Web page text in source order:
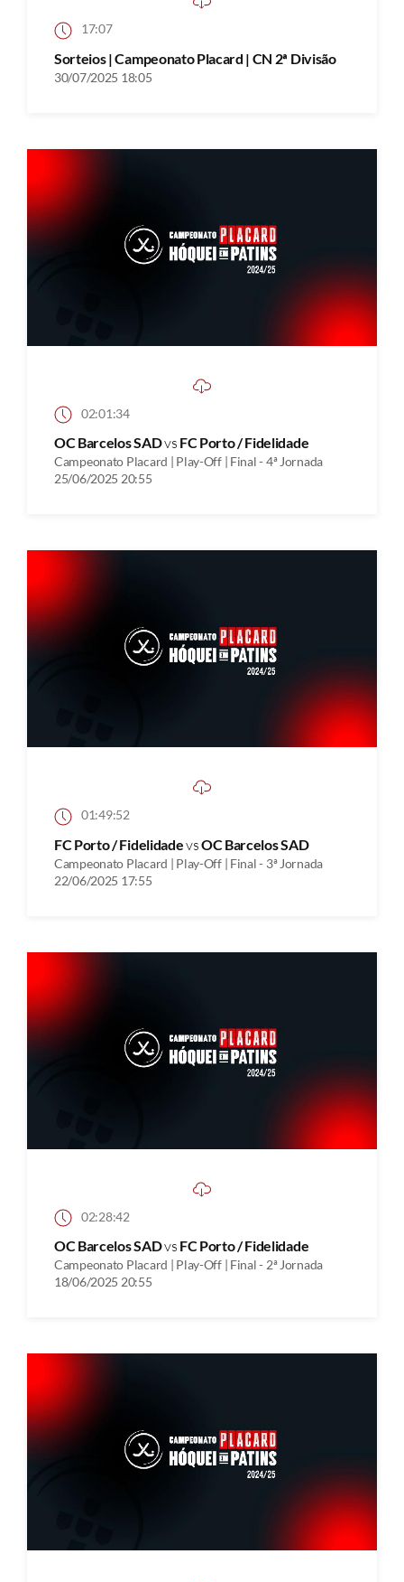
17:07
Sorteios | Campeonato Placard | CN 2ª Divisão
30/07/2025 18:05
02:01:34
OC Barcelos SADvs FC Porto / Fidelidade
Campeonato Placard | Play-Off | Final - 4ª Jornada
25/06/2025 20:55
01:49:52
FC Porto / FidelidadevsOC Barcelos SAD
Campeonato Placard | Play-Off | Final - 3ª Jornada
22/06/2025 17:55
02:28:42
OC Barcelos SADvs FC Porto / Fidelidade
Campeonato Placard | Play-Off | Final - 2ª Jornada
18/06/2025 20:55